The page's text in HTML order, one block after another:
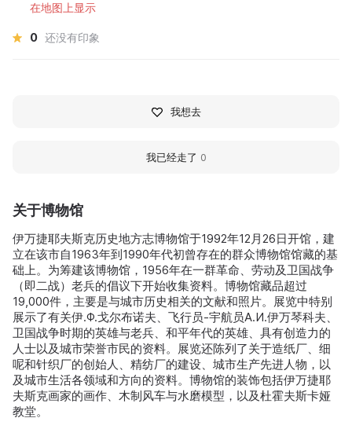
关于博物馆
伊万捷耶夫斯克历史地方志博物馆于1992年12月26日开馆，建
立在该市自1963年到1990年代初曾存在的群众博物馆馆藏的基
础上。为筹建该博物馆，1956年在一群革命、劳动及卫国战争
（即二战）老兵的倡议下开始收集资料。博物馆藏品超过
19,000件，主要是与城市历史相关的文献和照片。展览中特别
展示了有关伊.Ф.戈尔布诺夫、飞行员-宇航员A.И.伊万琴科夫、
卫国战争时期的英雄与老兵、和平年代的英雄、具有创造力的
人士以及城市荣誉市民的资料。展览还陈列了关于造纸厂、细
呢和针织厂的创始人、精纺厂的建设、城市生产先进人物，以
及城市生活各领域和方向的资料。博物馆的装饰包括伊万捷耶
夫斯克画家的画作、木制风车与水磨模型，以及杜霍夫斯卡娅
教堂。
在地图上显示
0 还没有印象
我想去
我已经走了 0